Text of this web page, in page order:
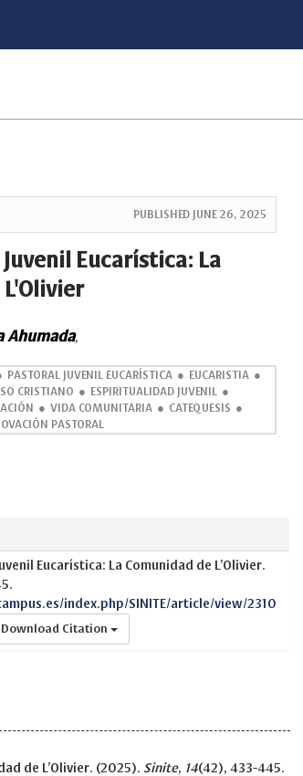
PUBLISHED JUNE 26, 2025
Eucarística: La
L'Olivier
Ahumada,
PASTORAL JUVENIL EUCARÍSTICA
EUCARISTIA
CRISTIANO
ESPIRITUALIDAD JUVENIL
VIDA COMUNITARIA
CATEQUESIS
PASTORAL
Eucarística: La Comunidad de L’Olivier.
index.php/SINITE/article/view/2310
Download Citation
de L’Olivier. (2025). Sinite, 14(42), 433-445.